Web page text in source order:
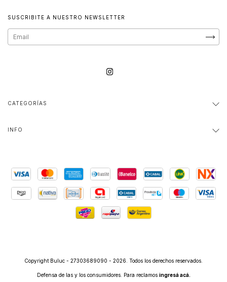
SUSCRIBITE A NUESTRO NEWSLETTER
CATEGORÍAS
INFO
Copyright Buluc - 27303689090 - 2026. Todos los derechos reservados.
Defensa de las y los consumidores. Para reclamos ingresá acá.